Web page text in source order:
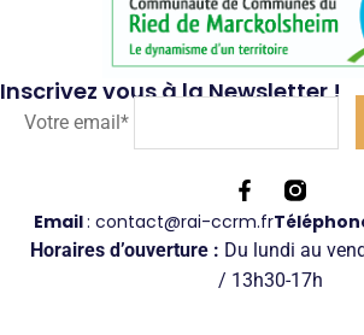
Inscrivez vous à la Newsletter !
Votre email*
Horaires d’ouverture : Du lundi au
/ 13h30-17h
Email: contact@rai-ccrm.fr